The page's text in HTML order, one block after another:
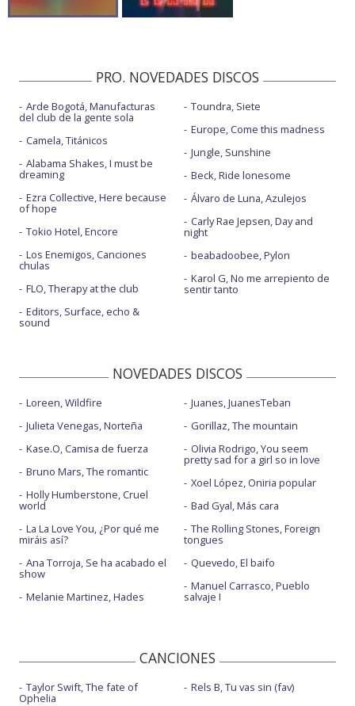
PRO. NOVEDADES DISCOS
Arde Bogotá, Manufacturas
del club de la gente sola
Camela, Titánicos
Alabama Shakes, I must be
dreaming
Ezra Collective, Here because
of hope
Tokio Hotel, Encore
Los Enemigos, Canciones
chulas
FLO, Therapy at the club
Editors, Surface, echo &
sound
Toundra, Siete
Europe, Come this madness
Jungle, Sunshine
Beck, Ride lonesome
Álvaro de Luna, Azulejos
Carly Rae Jepsen, Day and
night
beabadoobee, Pylon
Karol G, No me arrepiento de
sentir tanto
NOVEDADES DISCOS
Loreen, Wildfire
Julieta Venegas, Norteña
Kase.O, Camisa de fuerza
Bruno Mars, The romantic
Holly Humberstone, Cruel
world
La La Love You, ¿Por qué me
miráis así?
Ana Torroja, Se ha acabado el
show
Melanie Martinez, Hades
Juanes, JuanesTeban
Gorillaz, The mountain
Olivia Rodrigo, You seem
pretty sad for a girl so in love
Xoel López, Oniria popular
Bad Gyal, Más cara
The Rolling Stones, Foreign
tongues
Quevedo, El baifo
Manuel Carrasco, Pueblo
salvaje I
CANCIONES
Taylor Swift, The fate of
Ophelia
Rels B, Tu vas sin (fav)